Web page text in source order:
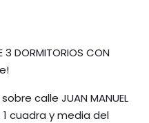
3 DORMITORIOS CON
calle JUAN MANUEL
1 cuadra y media del